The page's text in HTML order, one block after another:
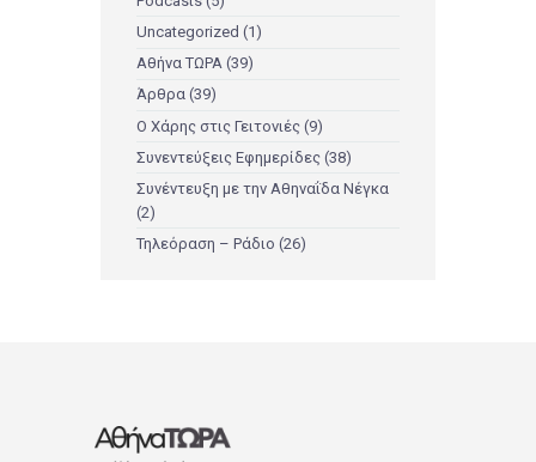
Uncategorized (1)
Αθήνα ΤΩΡΑ (39)
Άρθρα (39)
Ο Χάρης στις Γειτονιές (9)
Συνεντεύξεις Εφημερίδες (38)
Συνέντευξη με την Αθηναΐδα Νέγκα
(2)
Τηλεόραση – Ράδιο (26)